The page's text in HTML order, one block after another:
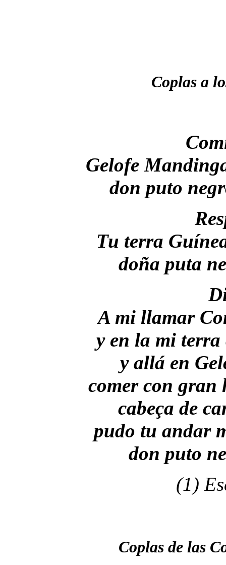
Coplas a
Gelofe
don puto
Tu terra
doña puta
A mi llamar
y en la mi terra
y allá en
comer con gran
cabeça de
pudo tu andar
don puto
(1)
Coplas de las